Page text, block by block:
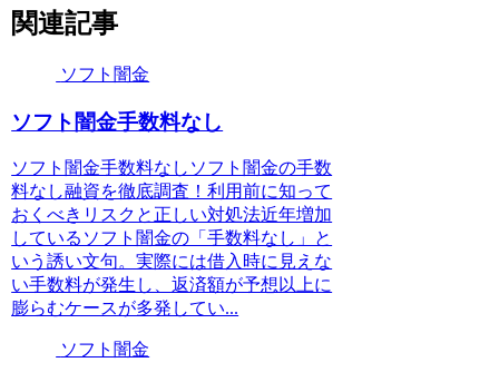
関連記事
ソフト闇金
ソフト闇金手数料なし
ソフト闇金手数料なしソフト闇金の手数
料なし融資を徹底調査！利用前に知って
おくべきリスクと正しい対処法近年増加
しているソフト闇金の「手数料なし」と
いう誘い文句。実際には借入時に見えな
い手数料が発生し、返済額が予想以上に
膨らむケースが多発してい...
ソフト闇金